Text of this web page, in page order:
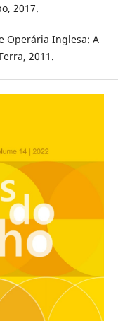
2017.
Operária Inglesa: A
2011.